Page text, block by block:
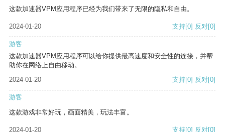
这款加速器VPM应用程序已经为我们带来了无限的隐私和自由。
2024-01-20 支持[0] 反对[0]
游客
这款加速器VPM应用程序可以给你提供最高速度和安全性的连接，并帮
助你在网络上自由移动。
2024-01-20
支持[0] 反对[0]
游客
这款游戏非常好玩，画面精美，玩法丰富。
2024-01-20 支持[0] 反对[0]